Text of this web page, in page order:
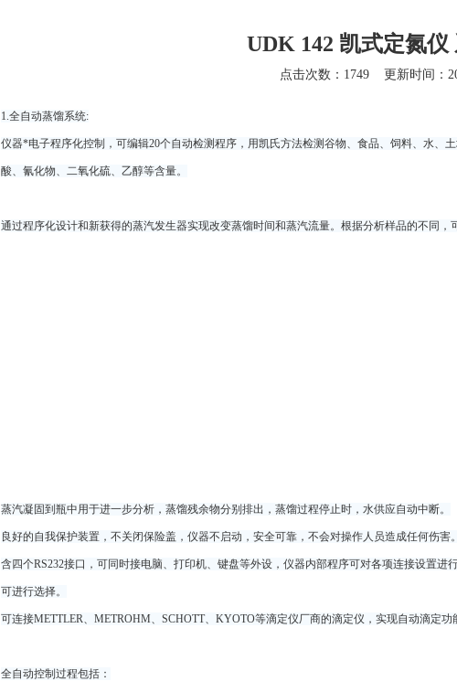
UDK 142 凯式定氮仪
点击次数：1749 更新时间：
1.全自动蒸馏系统:
仪器*电子程序化控制，可编辑20个自动检测程序，用凯氏方法检测谷物、食品、饲料、水、
酸、氰化物、二氧化硫、乙醇等含量。
通过程序化设计和新获得的蒸汽发生器实现改变蒸馏时间和蒸汽流量。根据分析样品的不同，
蒸汽凝固到瓶中用于进一步分析，蒸馏残余物分别排出，蒸馏过程停止时，水供应自动中断。
良好的自我保护装置，不关闭保险盖，仪器不启动，安全可靠，不会对操作人员造成任何伤害
含四个RS232接口，可同时接电脑、打印机、键盘等外设，仪器内部程序可对各项连接设置
可进行选择。
可连接METTLER、METROHM、SCHOTT、KYOTO等滴定仪厂商的滴定仪，实现自动滴定功
全自动控制过程包括：